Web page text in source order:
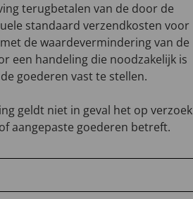
terugbetalen van de door de
standaard verzendkosten voor
de waardevermindering van de
een handeling die noodzakelijk is
goederen vast te stellen.
geldt niet in geval het op verzoek
aangepaste goederen betreft.